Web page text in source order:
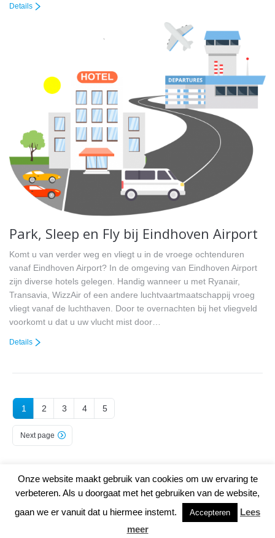
Details
Park, Sleep en Fly bij Eindhoven Airport
Komt u van verder weg en vliegt u in de vroege ochtenduren
vanaf Eindhoven Airport? In de omgeving van Eindhoven Airport
zijn diverse hotels gelegen. Handig wanneer u met Ryanair,
Transavia, WizzAir of een andere luchtvaartmaatschappij vroeg
vliegt vanaf de luchthaven. Door te overnachten bij het vliegveld
voorkomt u dat u uw vlucht mist door…
Details
1 2 3 4 5
Next page
© Copyright 2020 Vliegveld-Eindhoven.nl | Trotse partner vanAirportdeal
| De website www.vliegveld-
eindhoven.nl is niet gelieerd aan de officiële website van Eindhoven
Airport.
Onze website maakt gebruik van cookies om uw ervaring te
verbeteren. Als u doorgaat met het gebruiken van de website,
gaan we er vanuit dat u hiermee instemt.
Accepteren
Lees
meer